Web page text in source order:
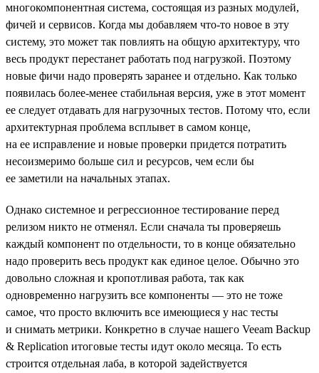
многокомпонентная система, состоящая из разных модулей,
фичей и сервисов. Когда мы добавляем что-то новое в эту
систему, это может так повлиять на общую архитектуру, что
весь продукт перестанет работать под нагрузкой. Поэтому
новые фичи надо проверять заранее и отдельно. Как только
появилась более-менее стабильная версия, уже в этот момент
ее следует отдавать для нагрузочных тестов. Потому что, если
архитектурная проблема всплывет в самом конце,
на ее исправление и новые проверки придется потратить
несоизмеримо больше сил и ресурсов, чем если бы
ее заметили на начальных этапах.
Однако системное и регрессионное тестирование перед
релизом никто не отменял. Если сначала ты проверяешь
каждый компонент по отдельности, то в конце обязательно
надо проверить весь продукт как единое целое. Обычно это
довольно сложная и кропотливая работа, так как
одновременно нагрузить все компоненты — это не тоже
самое, что просто включить все имеющиеся у нас тесты
и снимать метрики. Конкретно в случае нашего Veeam Backup
& Replication итоговые тесты идут около месяца. То есть
строится отдельная лаба, в которой задействуется